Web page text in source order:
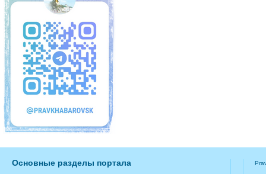
Основные разделы портала